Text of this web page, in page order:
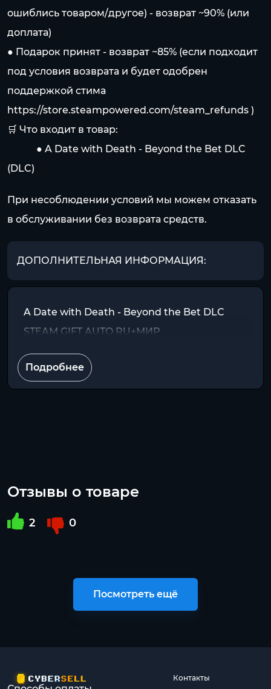
ошиблись товаром/другое) - возврат ~90% (или
доплата)
● Подарок принят - возврат ~85% (если подходит
под условия возврата и будет одобрен
поддержкой стима
https://store.steampowered.com/steam_refunds )
🛒 Что входит в товар:
⠀⠀⠀⠀● A Date with Death - Beyond the Bet DLC
(DLC)
При несоблюдении условий мы можем отказать
в обслуживании без возврата средств.
ДОПОЛНИТЕЛЬНАЯ ИНФОРМАЦИЯ:
A Date with Death - Beyond the Bet DLC
STEAM GIFT AUTO RU+МИР
Подробнее
Отзывы о товаре
2 0
Посмотреть ещё
Контакты